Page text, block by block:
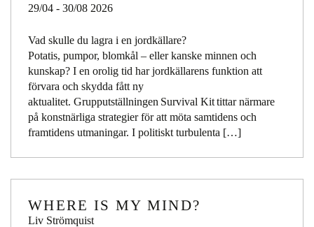
29/04 - 30/08 2026
Vad skulle du lagra i en jordkällare?
Potatis, pumpor, blomkål – eller kanske minnen och
kunskap? I en orolig tid har jordkällarens funktion att
förvara och skydda fått ny
aktualitet. Grupputställningen Survival Kit tittar närmare
på konstnärliga strategier för att möta samtidens och
framtidens utmaningar. I politiskt turbulenta […]
WHERE IS MY MIND?
Liv Strömquist